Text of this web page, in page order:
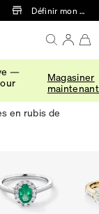
principal
Définir mon
—
Magasiner
maintenant
rubis
en rubis de